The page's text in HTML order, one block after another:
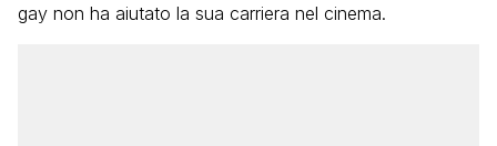
gay non ha aiutato la sua carriera nel cinema.